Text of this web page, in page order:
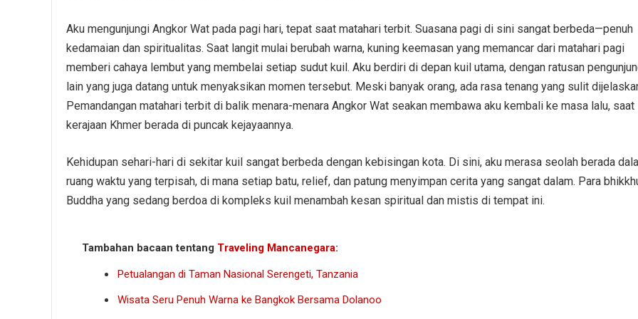
Aku mengunjungi Angkor Wat pada pagi hari, tepat saat matahari terbit. Suasana pagi di sini sangat berbeda—penuh
kedamaian dan spiritualitas. Saat langit mulai berubah warna, kuning keemasan yang memancar dari matahari pagi
memberi cahaya lembut yang membelai setiap sudut kuil. Aku berdiri di depan kuil utama, dengan ratusan
lain yang juga datang untuk menyaksikan momen tersebut. Meski banyak orang, ada rasa tenang yang sulit
Pemandangan matahari terbit di balik menara-menara Angkor Wat seakan membawa aku kembali ke masa lalu, saat
kerajaan Khmer berada di puncak kejayaannya.
Kehidupan sehari-hari di sekitar kuil sangat berbeda dengan kebisingan kota. Di sini, aku merasa seolah berada
ruang waktu yang terpisah, di mana setiap batu, relief, dan patung menyimpan cerita yang sangat dalam. Para
Buddha yang sedang berdoa di kompleks kuil menambah kesan spiritual dan mistis di tempat ini.
Tambahan bacaan tentang Traveling Mancanegara:
Petualangan di Taman Nasional Serengeti, Tanzania
Wisata Seru Penuh Warna ke Bangkok Bersama Dolanoo